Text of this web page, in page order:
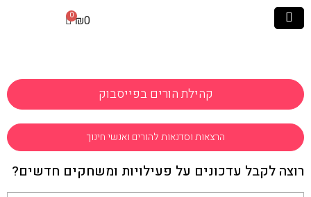
₪0
קהילת הורים בפייסבוק
הרצאות וסדנאות להורים ואנשי חינוך
רוצה לקבל עדכונים על פעילויות ומשחקים חדשים?